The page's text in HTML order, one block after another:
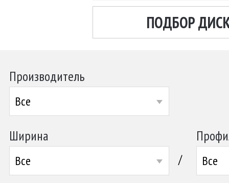
ПОДБОР
Производитель
Все
Ширина
Все / Все